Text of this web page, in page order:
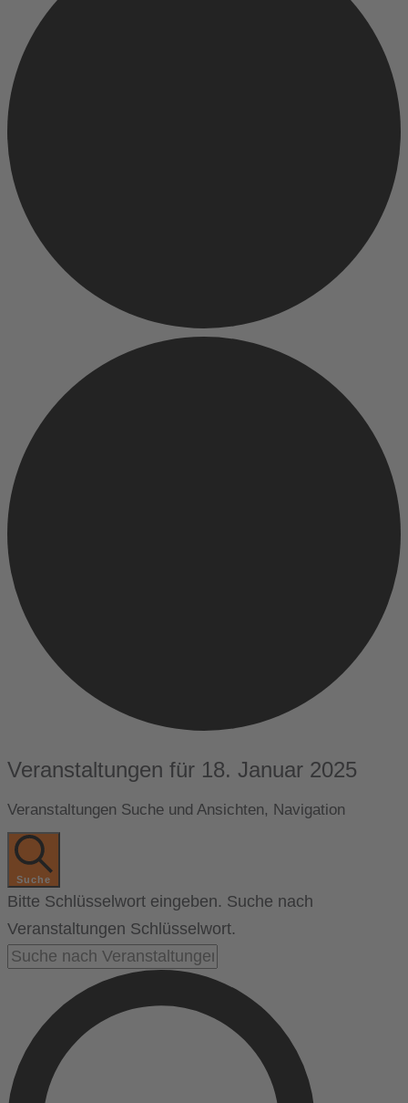
Veranstaltungen für 18. Januar 2025
Veranstaltungen Suche und Ansichten, Navigation
Suche
Bitte Schlüsselwort eingeben. Suche nach
Veranstaltungen Schlüsselwort.